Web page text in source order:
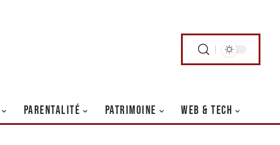
PARENTALITÉ PATRIMOINE WEB & TECH